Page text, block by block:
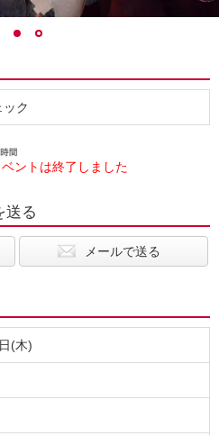
ク
ントは終了しました
送る
メールで送る
(木)